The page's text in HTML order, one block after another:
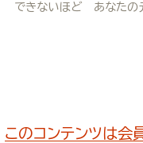
できないほど あなた
このコンテンツは会